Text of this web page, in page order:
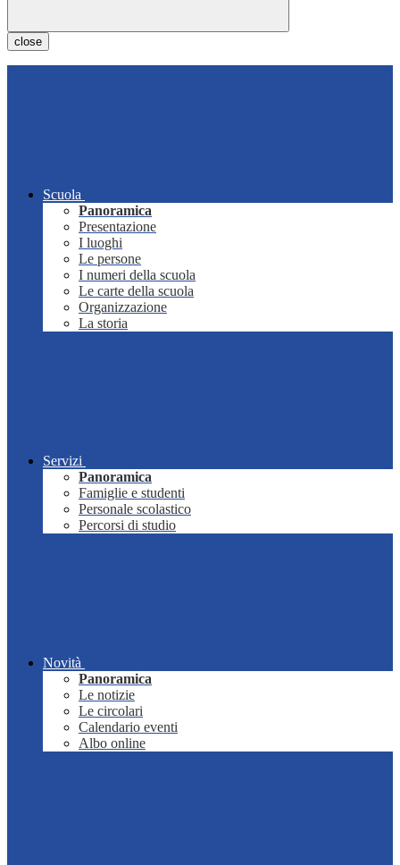
close
Scuola
Panoramica
Presentazione
I luoghi
Le persone
I numeri della scuola
Le carte della scuola
Organizzazione
La storia
Servizi
Panoramica
Famiglie e studenti
Personale scolastico
Percorsi di studio
Novità
Panoramica
Le notizie
Le circolari
Calendario eventi
Albo online